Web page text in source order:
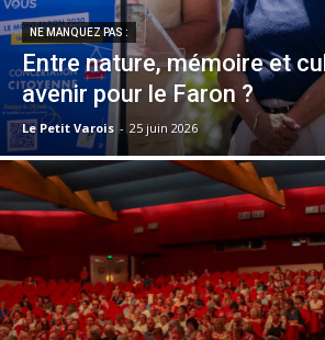
NE MANQUEZ PAS :
Entre nature, mémoire et
avenir pour le Faron ?
Le Petit Varois - 25 juin 2026